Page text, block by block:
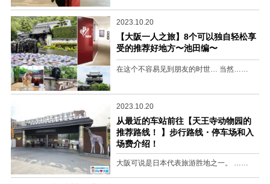
2023.10.20
【大阪一人之旅】8个可以独自轻松享
受的推荐好地方〜池田编〜
在这个不容易见到朋友的时世… 当然……
2023.10.20
从最近的车站前往【天王寺动物园的
推荐路线！ 】步行路线・停车场和入
场费介绍！
大阪可说是日本代表旅游胜地之一。 ……